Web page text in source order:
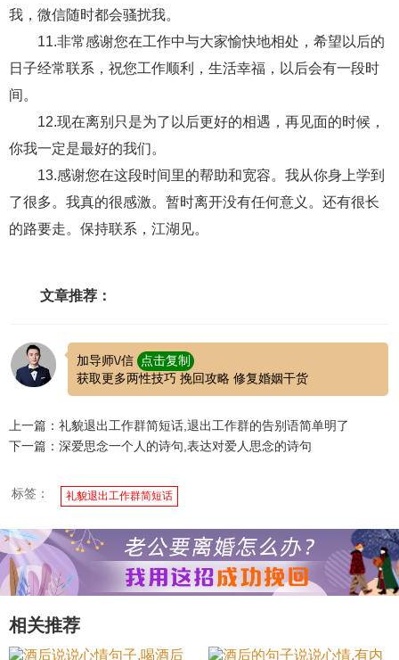
我，微信随时都会骚扰我。
11.非常感谢您在工作中与大家愉快地相处，希望以后的
日子经常联系，祝您工作顺利，生活幸福，以后会有一段时
间。
12.现在离别只是为了以后更好的相遇，再见面的时候，
你我一定是最好的我们。
13.感谢您在这段时间里的帮助和宽容。我从你身上学到
了很多。我真的很感激。暂时离开没有任何意义。还有很长
的路要走。保持联系，江湖见。
文章推荐：
加导师\/信
点击复制
获取更多两性技巧 挽回攻略 修复婚姻干货
上一篇：礼貌退出工作群简短话,退出工作群的告别语简单明了
下一篇：深爱思念一个人的诗句,表达对爱人思念的诗句
标签： 礼貌退出工作群简短话
相关推荐